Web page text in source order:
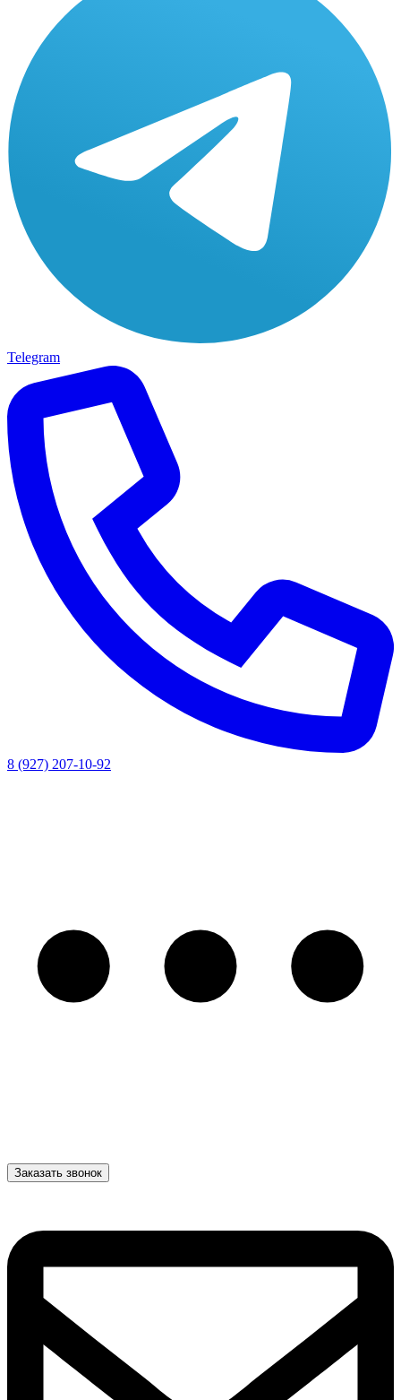
Telegram
8 (927) 207-10-92
Заказать звонок